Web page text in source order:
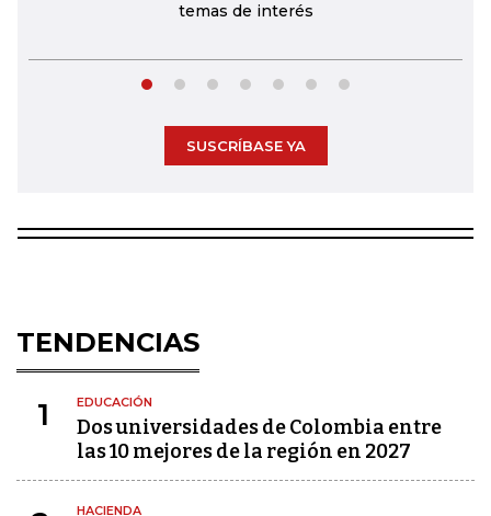
temas de interés
SUSCRÍBASE YA
TENDENCIAS
1 EDUCACIÓN
Dos universidades de Colombia entre
las 10 mejores de la región en 2027
HACIENDA